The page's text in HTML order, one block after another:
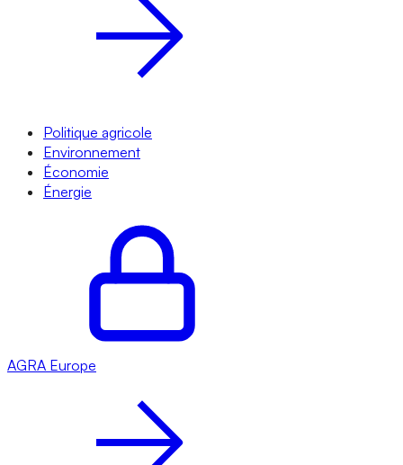
Politique agricole
Environnement
Économie
Énergie
AGRA Europe